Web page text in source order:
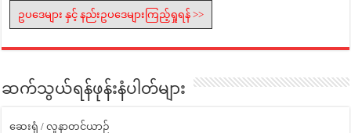
ဥပဒေများ နှင့် နည်းဥပဒေများကြည့်ရှုရန် >>
ဆက်သွယ်ရန်ဖုန်းနံပါတ်များ
ဆေးရုံ / လူနာတင်ယာဉ်